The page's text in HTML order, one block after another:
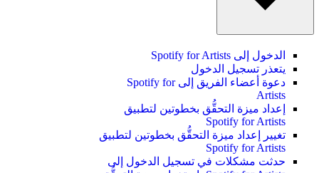
الدخول إلى Spotify for Artists
يتعذر تسجيل الدخول
دعوة أعضاء الفريق إلى Spotify for
Artists
إعداد ميزة التحقُّق بخطوتين لتطبيق
Spotify for Artists
تغيير إعداد ميزة التحقُّق بخطوتين لتطبيق
Spotify for Artists
حدثت مشكلات في تسجيل الدخول إلى